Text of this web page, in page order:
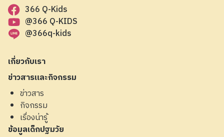
เกี่ยวกับเรา
ข่าวสารและกิจกรรม
ข่าวสาร
กิจกรรม
เรื่องน่ารู้
ข้อมูลเด็กปฐมวัย
366 Q-Kids
@366 Q-KIDS
@366q-kids